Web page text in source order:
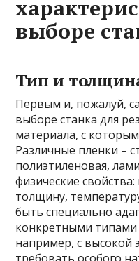
выборе
Тип и
Первым и, пожалуй,
выборе станка для
материала, с
Различные пленки –
полиэтиленовая,
физические
толщину,
быть специально
конкретными
например, с высокой